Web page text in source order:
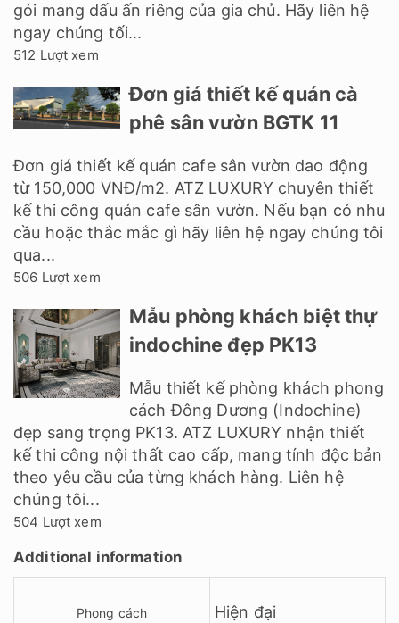
gói mang dấu ấn riêng của gia chủ. Hãy liên hệ
ngay chúng tối...
512 Lượt xem
Đơn giá thiết kế quán cà
phê sân vườn BGTK 11
Đơn giá thiết kế quán cafe sân vườn dao động
từ 150,000 VNĐ/m2. ATZ LUXURY chuyên thiết
kế thi công quán cafe sân vườn. Nếu bạn có nhu
cầu hoặc thắc mắc gì hãy liên hệ ngay chúng tôi
qua...
506 Lượt xem
Mẫu phòng khách biệt thự
indochine đẹp PK13
Mẫu thiết kế phòng khách phong
cách Đông Dương (Indochine)
đẹp sang trọng PK13. ATZ LUXURY nhận thiết
kế thi công nội thất cao cấp, mang tính độc bản
theo yêu cầu của từng khách hàng. Liên hệ
chúng tôi...
504 Lượt xem
Additional information
Phong cách Hiện đại